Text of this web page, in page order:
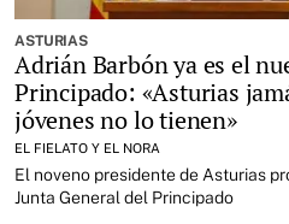
ASTURIAS
Adrián Barbón ya es el
Principado: «Asturias
jóvenes no lo tienen»
EL FIELATO Y EL NORA
El noveno presidente de Asturias
Junta General del Principado